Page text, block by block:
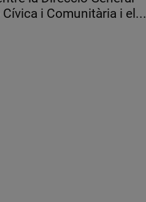
Cívica i Comunitària i el...